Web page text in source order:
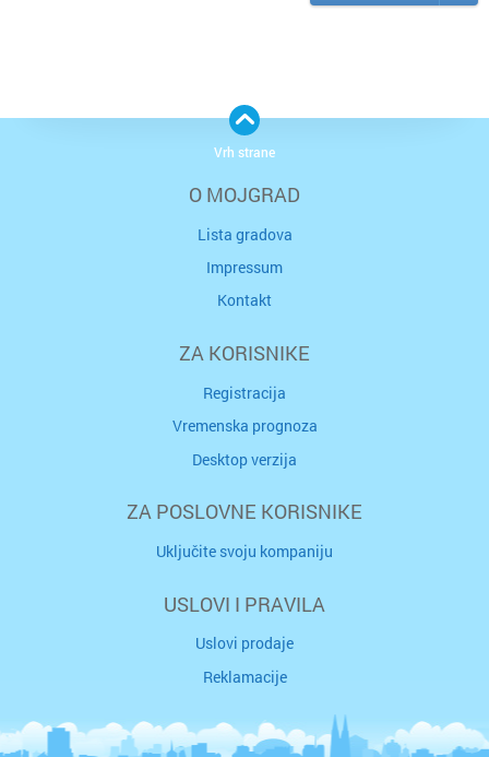
O MOJGRAD
Lista gradova
Impressum
Kontakt
ZA KORISNIKE
Registracija
Vremenska prognoza
Desktop verzija
ZA POSLOVNE KORISNIKE
Uključite svoju kompaniju
USLOVI I PRAVILA
Uslovi prodaje
Reklamacije
Vrh strane